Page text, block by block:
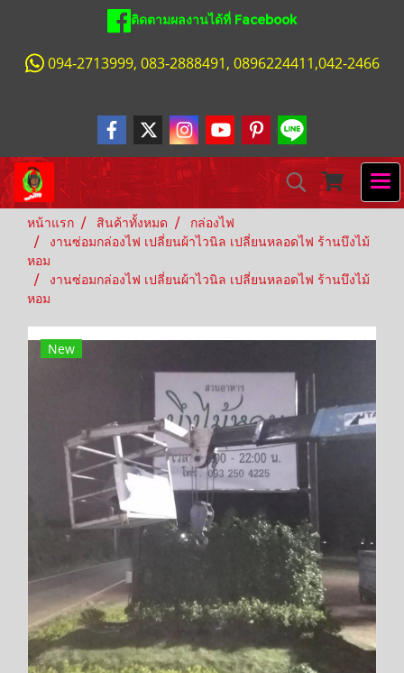
ติดตามผลงานได้ที่ Facebook
094-2713999, 083-2888491, 0896224411,042-2466
หน้าแรก สินค้าทั้งหมด
กล่องไฟ
งานซ่อมกล่องไฟ เปลี่ยนผ้าไวนิล เปลี่ยนหลอดไฟ ร้านบึงไม้
หอม
งานซ่อมกล่องไฟ เปลี่ยนผ้าไวนิล เปลี่ยนหลอดไฟ ร้านบึงไม้
หอม
New